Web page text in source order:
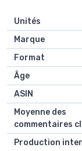
Unités
Marque
Format
Âge
ASIN
Moyenne des
commentaires
Production